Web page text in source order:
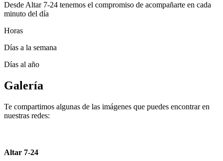
Desde Altar 7-24 tenemos el compromiso de acompañarte en cada
minuto del día
Horas
Días a la semana
Días al año
Galería
Te compartimos algunas de las imágenes que puedes encontrar en
nuestras redes:
Altar 7-24